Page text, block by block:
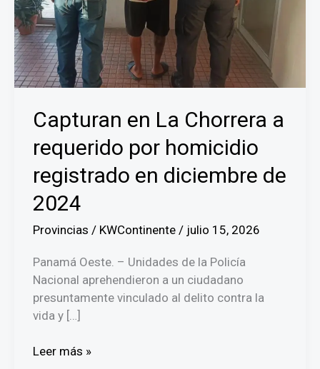
Capturan en La Chorrera a
requerido por homicidio
registrado en diciembre de
2024
Provincias / KWContinente / julio 15, 2026
Panamá Oeste. – Unidades de la Policía
Nacional aprehendieron a un ciudadano
presuntamente vinculado al delito contra la
vida y […]
Capturan
Leer más »